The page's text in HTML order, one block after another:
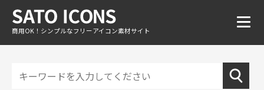
商用OK！シンプルなフリーアイコン素材サイト